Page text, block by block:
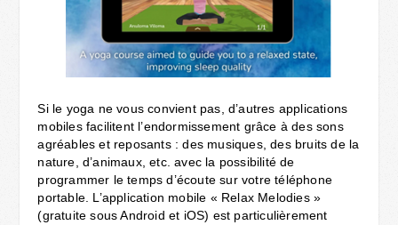
Si le yoga ne vous convient pas, d’autres applications
mobiles facilitent l’endormissement grâce à des sons
agréables et reposants : des musiques, des bruits de la
nature, d’animaux, etc. avec la possibilité de
programmer le temps d’écoute sur votre téléphone
portable. L’application mobile « Relax Melodies »
(gratuite sous Android et iOS) est particulièrement